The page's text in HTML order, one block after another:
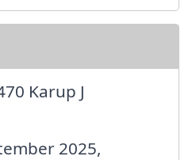
Karup J
2025,